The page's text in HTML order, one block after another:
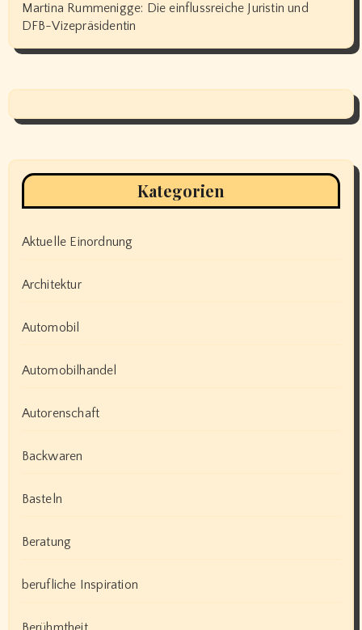
Martina Rummenigge: Die einflussreiche Juristin und
DFB-Vizepräsidentin
Kategorien
Aktuelle Einordnung
Architektur
Automobil
Automobilhandel
Autorenschaft
Backwaren
Basteln
Beratung
berufliche Inspiration